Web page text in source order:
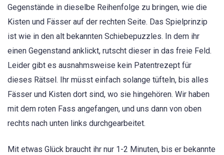
Gegenstände in dieselbe Reihenfolge zu bringen, wie die
Kisten und Fässer auf der rechten Seite. Das Spielprinzip
ist wie in den alt bekannten Schiebepuzzles. In dem ihr
einen Gegenstand anklickt, rutscht dieser in das freie Feld.
Leider gibt es ausnahmsweise kein Patentrezept für
dieses Rätsel. Ihr müsst einfach solange tüfteln, bis alles
Fässer und Kisten dort sind, wo sie hingehören. Wir haben
mit dem roten Fass angefangen, und uns dann von oben
rechts nach unten links durchgearbeitet.
Mit etwas Glück braucht ihr nur 1-2 Minuten, bis er bekannte